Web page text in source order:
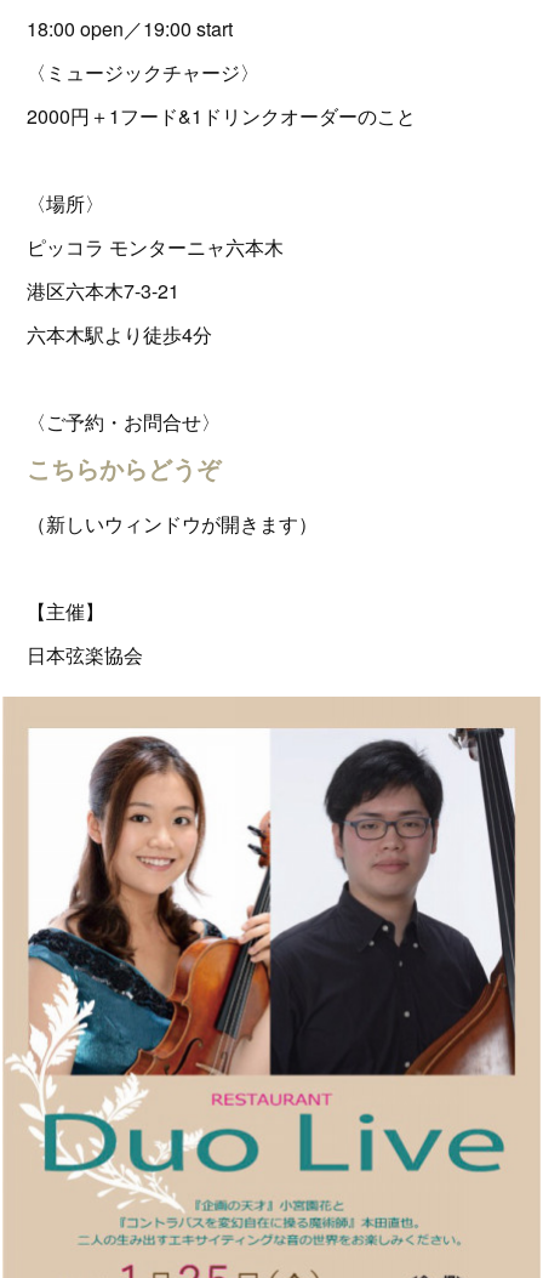
18:00 open／19:00 start
〈ミュージックチャージ〉
2000円＋1フード&1ドリンクオーダーのこと
〈場所〉
ピッコラ モンターニャ六本木
港区六本木7-3-21
六本木駅より徒歩4分
〈ご予約・お問合せ〉
こちらからどうぞ
（新しいウィンドウが開きます）
【主催】
日本弦楽協会